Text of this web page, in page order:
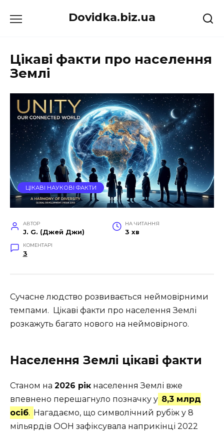
до
Dovidka.biz.ua
Цікаві факти про населення
Землі
ЦІКАВІ НАУКОВІ ФАКТИ
АВТОР
J. G. (Джей Джи)
НА ЧИТАННЯ
3 хв
КОМЕНТАРІ
3
Сучасне людство розвивається неймовірними
темпами. Цікаві факти про населення Землі
розкажуть багато нового на неймовірного.
Населення Землі цікаві факти
Станом на 2026 рік населення Землі вже
впевнено перешагнуло позначку у 8,3 млрд
осіб. Нагадаємо, що символічний рубіж у 8
мільярдів ООН зафіксувала наприкінці 2022